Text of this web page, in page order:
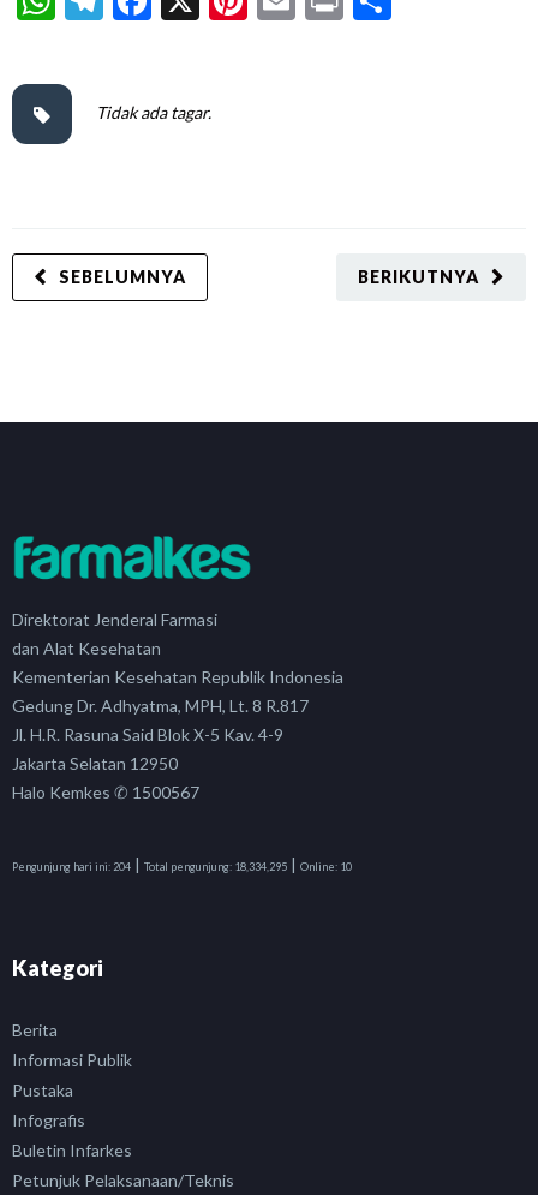
Tidak ada tagar.
BERIKUTNYA
SEBELUMNYA
Direktorat Jenderal Farmasi
dan Alat Kesehatan
Kementerian Kesehatan Republik Indonesia
Gedung Dr. Adhyatma, MPH, Lt. 8 R.817
Jl. H.R. Rasuna Said Blok X-5 Kav. 4-9
Jakarta Selatan 12950
Halo Kemkes ✆ 1500567
Pengunjung hari ini:204 | Total pengunjung: 18,334,295 | Online: 10
Kategori
Berita
Informasi Publik
Pustaka
Infografis
Buletin Infarkes
Petunjuk Pelaksanaan/Teknis